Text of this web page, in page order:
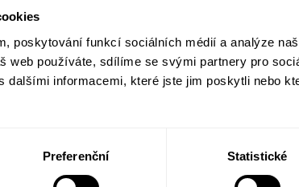
poskytování funkcí sociálních médií a analýze
web používáte, sdílíme se svými partnery pro
dalšími informacemi, které jste jim poskytli nebo
Preferenční Statistické